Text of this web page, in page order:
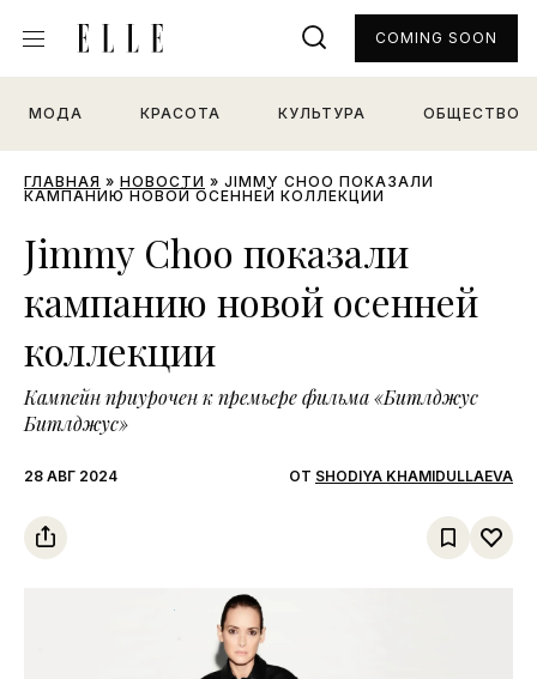
МОДА КРАСОТА КУЛЬТУРА ОБЩЕСТВО
COMING SOON
ГЛАВНАЯ » НОВОСТИ » JIMMY CHOO ПОКАЗАЛИ
КАМПАНИЮ НОВОЙ ОСЕННЕЙ КОЛЛЕКЦИИ
Jimmy Choo показали
кампанию новой осенней
коллекции
Кампейн приурочен к премьере фильма «Битлджус
Битлджус»
28 АВГ 2024 ОТ SHODIYA KHAMIDULLAEVA